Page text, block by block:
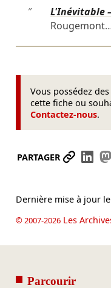
″
L'Inévitable
Rougemont
Vous possédez
cette fiche ou
Contactez-nous.
PARTAGER
Dernière mise à jour le
© 2007-2026Les
Parcourir